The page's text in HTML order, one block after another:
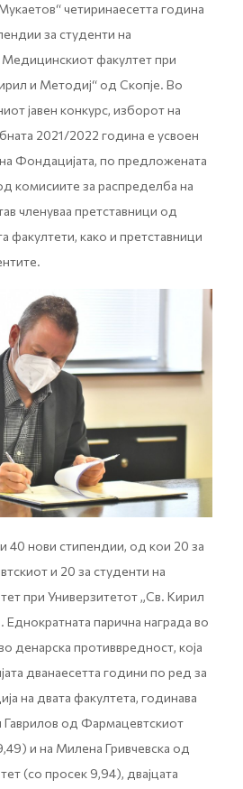
четиринаесетта година
за студенти на
факултет при
и Методиј“ од Скопје. Во
јавен конкурс, изборот на
2021/2022 година е усвоен
Фондацијата, по предложената
комисиите за распределба на
членуваа претставници од
факултети, како и претставници
40 нови стипендии, од кои 20 за
и 20 за студенти на
при Универзитетот „Св. Кирил
парична награда во
денарска противвредност, која
дванаесетта години по ред за
на двата факултета, годинава
Гаврилов од Фармацевтскиот
и на Милена Гривчевска од
(со просек 9,94), двајцата